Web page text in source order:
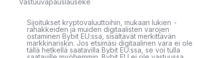
Vastuuvapauslauseke
Sijoitukset kryptovaluuttoihin, mukaan lukien -
rahakkeiden ja muiden digitaalisten varojen
ostaminen Bybit EU:ssa, sisältävät merkittävän
markkinariskin. Jos etsimäsi digitaalinen vara ei ole
tällä hetkellä saatavilla Bybit EU:ssa, se voi tulla